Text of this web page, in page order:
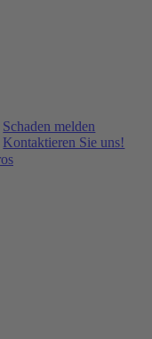
Schaden melden
Kontaktieren Sie uns!